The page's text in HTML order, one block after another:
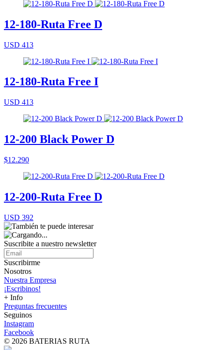
12-180-Ruta Free D
USD 413
12-180-Ruta Free I
USD 413
12-200 Black Power D
$12.290
12-200-Ruta Free D
USD 392
Suscribite a nuestro newsletter
Suscribirme
Nosotros
Nuestra Empresa
¡Escribinos!
+ Info
Preguntas frecuentes
Seguinos
Instagram
Facebook
© 2026 BATERIAS RUTA